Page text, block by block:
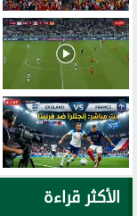
الأكثر قراءة